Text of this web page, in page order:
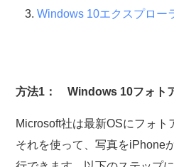
Windows 10エクスプロー
方法1： Windows 10フォト
Microsoft社は最新OSにフォト
それを使って、写真をiPhone